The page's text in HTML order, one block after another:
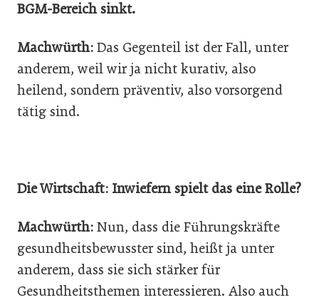
BGM-Bereich sinkt.
Machwürth: Das Gegenteil ist der Fall, unter
anderem, weil wir ja nicht kurativ, also
heilend, sondern präventiv, also vorsorgend
tätig sind.
Die Wirtschaft: Inwiefern spielt das eine Rolle?
Machwürth: Nun, dass die Führungskräfte
gesundheitsbewusster sind, heißt ja unter
anderem, dass sie sich stärker für
Gesundheitsthemen interessieren. Also auch